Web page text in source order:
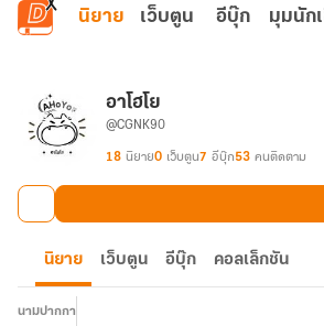
ข้ามไปยังเนื้อหาหลัก
นิยาย เว็บตูน อีบุ๊ก มุมนัก
อาโฮโย
@CGNK90
18 นิยาย0 เว็บตูน7 อีบุ๊ก53 คนติดตาม
นิยาย เว็บตูน อีบุ๊ก คอลเล็กชัน
นามปากกา